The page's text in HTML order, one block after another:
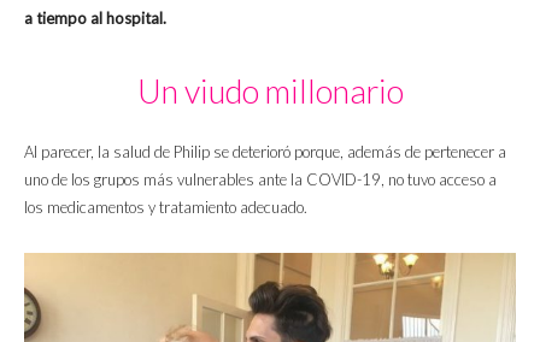
a tiempo al hospital.
Un viudo millonario
Al parecer, la salud de Philip se deterioró porque, además de pertenecer a
uno de los grupos más vulnerables ante la COVID-19, no tuvo acceso a
los medicamentos y tratamiento adecuado.